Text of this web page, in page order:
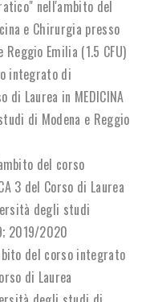
nell'ambito del
e Chirurgia presso
Reggio Emilia (1.5 CFU)
integrato di
di Laurea in MEDICINA
di Modena e Reggio
del corso
3 del Corso di Laurea
à degli studi
2019/2020
del corso integrato
di Laurea